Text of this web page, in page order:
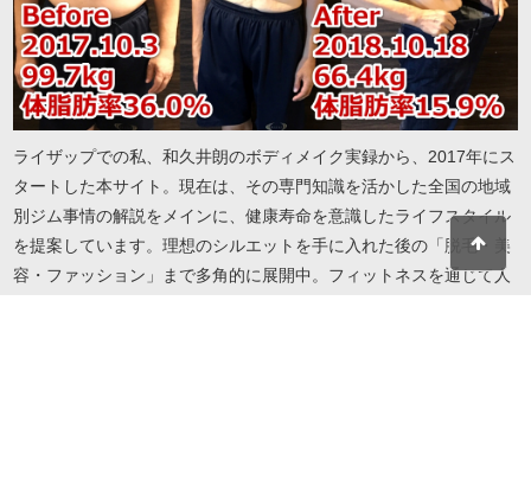
ライザップでの私、和久井朗のボディメイク実録から、2017年にス
タートした本サイト。現在は、その専門知識を活かした全国の地域
別ジム事情の解説をメインに、健康寿命を意識したライフスタイル
を提案しています。理想のシルエットを手に入れた後の「脱毛・美
容・ファッション」まで多角的に展開中。フィットネスを通じて人